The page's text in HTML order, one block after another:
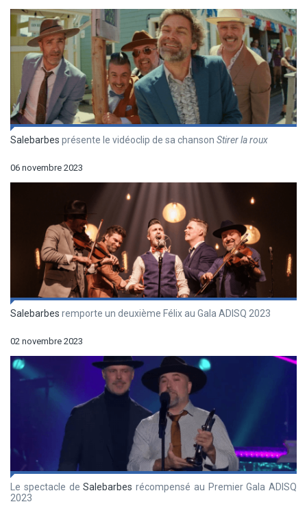
Salebarbes présente le vidéoclip de sa chanson Stirer la roux
06 novembre 2023
Salebarbes remporte un deuxième Félix au Gala ADISQ 2023
02 novembre 2023
Le spectacle deSalebarbes récompensé au Premier Gala ADISQ
2023